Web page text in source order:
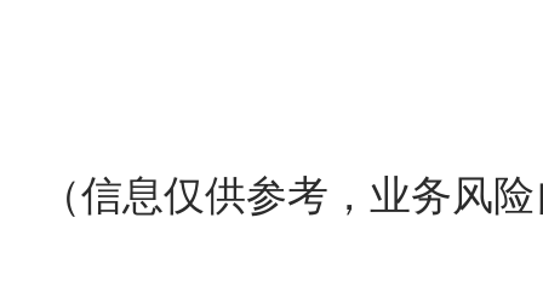
（信息仅供参考，业务风